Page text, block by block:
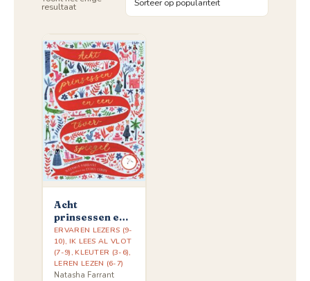
resultaat
Acht
prinsessen en
een
toverspiegel
ERVAREN LEZERS (9-
10), IK LEES AL VLOT
(7-9), KLEUTER (3-6),
LEREN LEZEN (6-7)
Natasha Farrant